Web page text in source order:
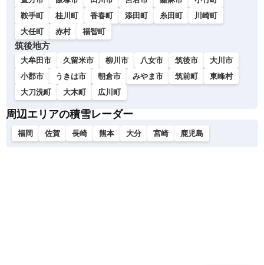
鞍手町
桂川町 香春町 添田町 糸田町
川崎町
大任町
赤村 福智町
筑後地方
大牟田市 久留米市 柳川市 八女市 筑後市
大川市
小郡市
うきは市 朝倉市 みやま市 筑前町
東峰村
大刀洗町
大木町 広川町
周辺エリアの積雪レーダー
福岡 佐賀 長崎 熊本 大分 宮崎 鹿児島